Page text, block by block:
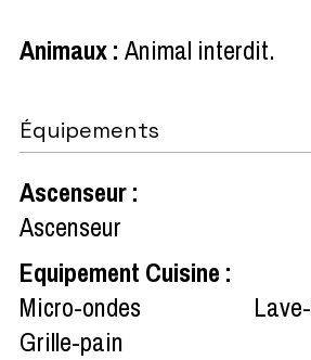
Animaux: Animal interdit
Équipements
Ascenseur:
Ascenseur
Equipement Cuisine :
Micro-ondes
Grille-pain